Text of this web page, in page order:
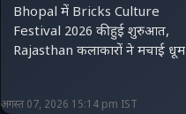
Bhopal में Bricks Culture
Festival 2026 की हुई शुरुआत,
Rajasthan कलाकारों ने मचाई धूम
अगस्त 07, 2026 15:14 pm IST